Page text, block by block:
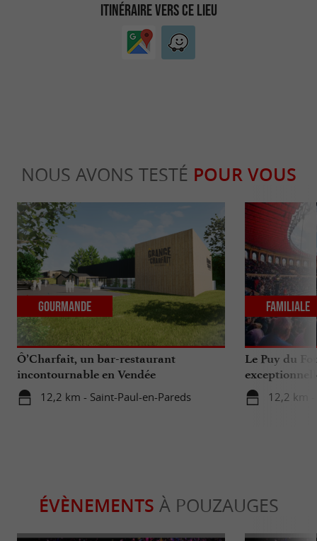
ITINÉRAIRE VERS CE LIEU
NOUS AVONS TESTÉ POUR VOUS
Ô’Charfait, un bar-restaurant
incontournable en Vendée
12,2 km - Saint-Paul-en-Pareds
Gourmande
Le Puy du
12,2 km -
Familiale
ÉVÈNEMENTS À POUZAUGES